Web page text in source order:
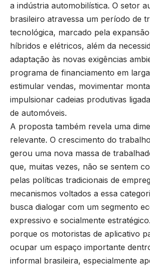
a indústria automobilística. O setor
brasileiro atravessa um período de
tecnológica, marcado pela
híbridos e elétricos, além da
adaptação às novas exigências
programa de financiamento em
estimular vendas, movimentar
impulsionar cadeias produtivas
de automóveis.
A proposta também revela uma
relevante. O crescimento do
gerou uma nova massa de
que, muitas vezes, não se sentem
pelas políticas tradicionais de
mecanismos voltados a essa
busca dialogar com um segmento
expressivo e socialmente
porque os motoristas de aplicativo
ocupar um espaço importante
informal brasileira, especialmente